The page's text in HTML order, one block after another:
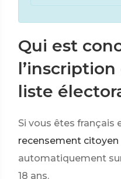
Qui est
l’inscription
liste
Si vous êtes français
recensement citoyen
automatiquement
18 ans.